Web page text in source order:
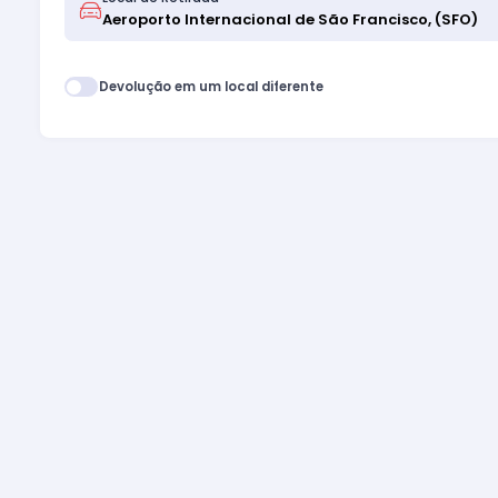
Devolução em um local diferente